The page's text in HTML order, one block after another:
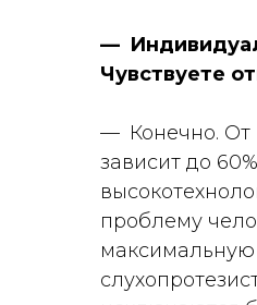
—
Чувствуете
— Конечно. От
зависит до
проблему